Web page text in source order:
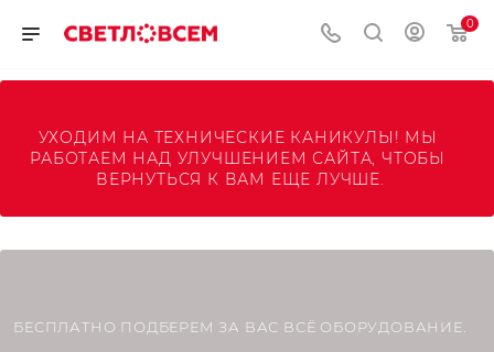
0
УХОДИМ НА ТЕХНИЧЕСКИЕ КАНИКУЛЫ! МЫ
РАБОТАЕМ НАД УЛУЧШЕНИЕМ САЙТА, ЧТОБЫ
ВЕРНУТЬСЯ К ВАМ ЕЩЕ ЛУЧШЕ.
БЕСПЛАТНО ПОДБЕРЕМ ЗА ВАС ВСЁ ОБОРУДОВАНИЕ.